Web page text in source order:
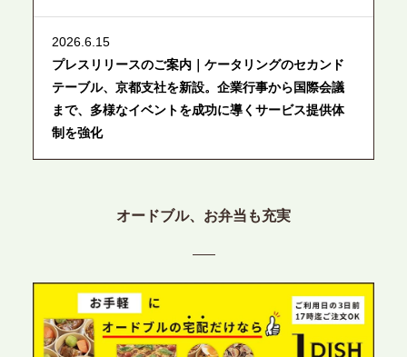
2026.6.15
プレスリリースのご案内｜ケータリングのセカンド
テーブル、京都支社を新設。企業行事から国際会議
まで、多様なイベントを成功に導くサービス提供体
制を強化
プレスリリースのご案内｜ケータリングのセカンド
目の展開で、拡大する出張パーティー・ケータリン
2026.6.4
プレスリリースのご案内｜夏の社内親睦が、配属後
オードブル、お弁当も充実